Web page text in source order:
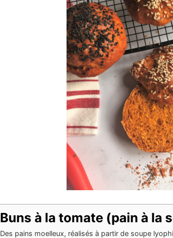
Buns à la tomate (pain à la
Des pains moelleux, réalisés à partir de soupe